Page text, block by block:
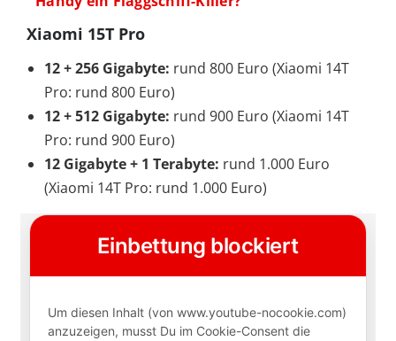
Xiaomi 15T Pro
12 + 256 Gigabyte: rund 800 Euro (Xiaomi 14T
Pro: rund 800 Euro)
12 + 512 Gigabyte: rund 900 Euro (Xiaomi 14T
Pro: rund 900 Euro)
12 Gigabyte + 1 Terabyte: rund 1.000 Euro
(Xiaomi 14T Pro: rund 1.000 Euro)